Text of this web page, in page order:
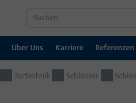
Über Uns Karriere Referenzen
Türtechnik Schlösser